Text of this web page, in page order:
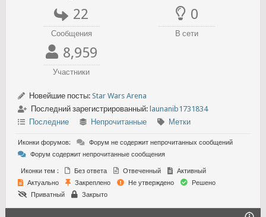
22
Сообщения
0
В сети
8,959
Участники
Новейшие посты: Star Wars Arena
Последний зарегистрированный: launanib1731834
Последние
Непрочитанные Метки
Иконки форумов:
Форум не содержит непрочитанных сообщений
Форум содержит непрочитанные сообщения
Иконки тем : Без ответа Отвеченный
Активный
Актуально
Закреплено Не утверждено
Решено
Приватный
Закрыто